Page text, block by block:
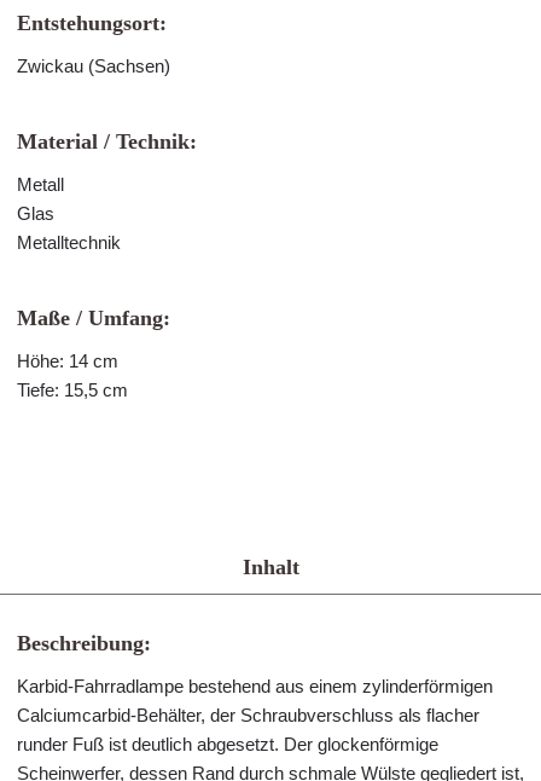
Entstehungsort:
Zwickau (Sachsen)
Material / Technik:
Metall
Glas
Metalltechnik
Maße / Umfang:
Höhe: 14 cm
Tiefe: 15,5 cm
Inhalt
Beschreibung:
Karbid-Fahrradlampe bestehend aus einem zylinderförmigen
Calciumcarbid-Behälter, der Schraubverschluss als flacher
runder Fuß ist deutlich abgesetzt. Der glockenförmige
Scheinwerfer, dessen Rand durch schmale Wülste gegliedert ist,